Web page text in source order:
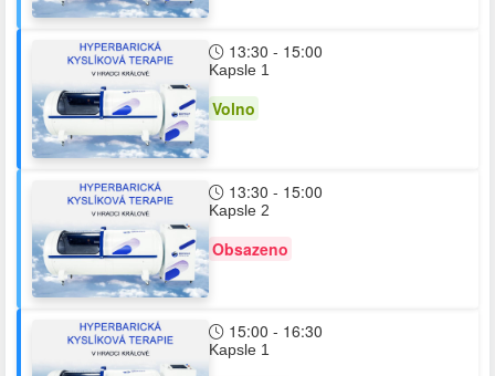
13:30 - 15:00
Kapsle 1
Volno
13:30 - 15:00
Kapsle 2
Obsazeno
15:00 - 16:30
Kapsle 1